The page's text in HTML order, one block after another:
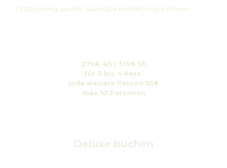
1 Salzpeeling aus der SaaleSpa Kollektion pro Person
279€ 4h | 319€ 5h
für 2 bis 4 Pers.
jede weitere Person 55€
max.10 Personen
Deluxe buchen